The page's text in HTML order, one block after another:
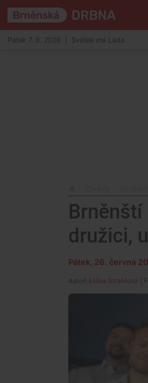
Pátek 7. 8. 2026 | Svátek má Lada
družici,
Pátek, 26. června
Autoři Eliška Strašilová |